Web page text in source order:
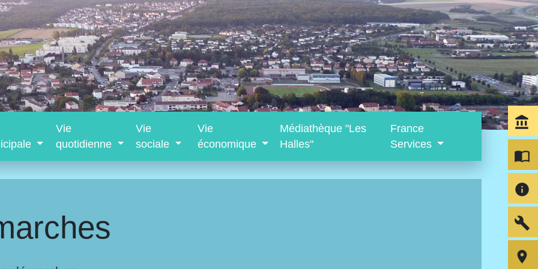
Vie
quotidienne
Vie
sociale
Vie
économique
Médiathèque "Les
Halles"
France
Services
account_balance
import_contacts
info
build
room